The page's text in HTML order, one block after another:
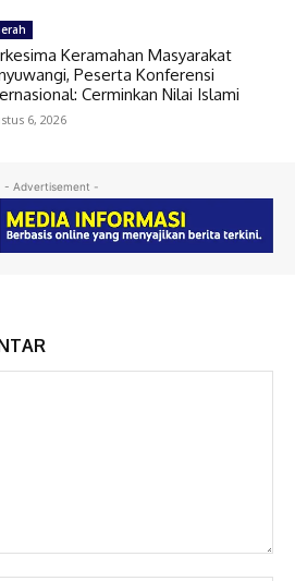
Keramahan Masyarakat
Peserta Konferensi
Cerminkan Nilai Islami
6, 2026
- Advertisement -